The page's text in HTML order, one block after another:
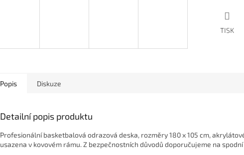
TISK
Popis Diskuze
Detailní popis produktu
Profesionální basketbalová odrazová deska, rozměry 180 x 105 cm,
usazena v kovovém rámu. Z bezpečnostních důvodů doporučujeme na